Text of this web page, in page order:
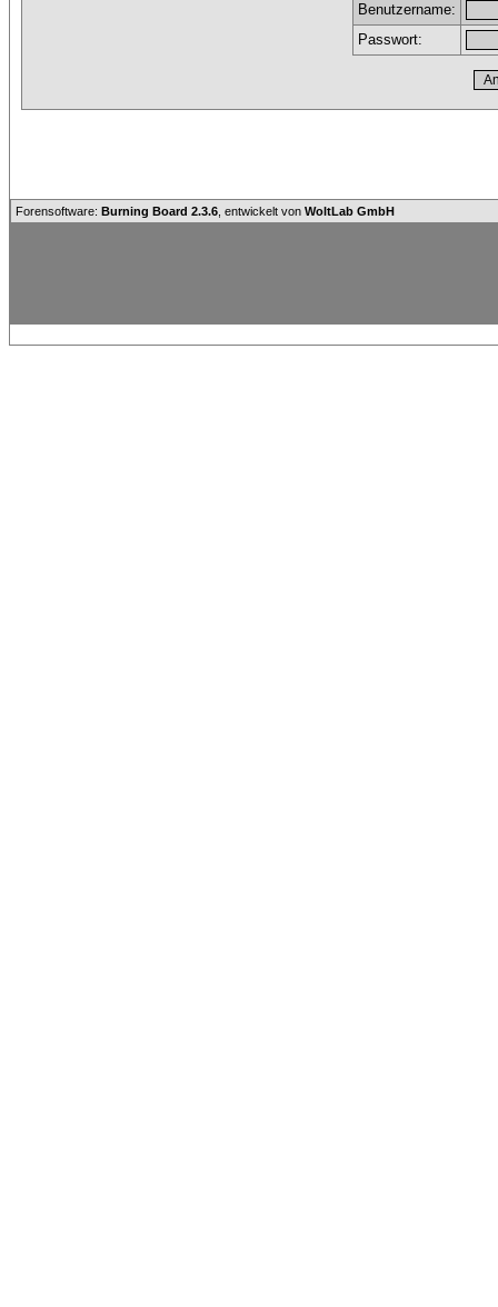
Benutzername:
Passwort:
Forensoftware: Burning Board 2.3.6 , entwickelt von WoltLab GmbH